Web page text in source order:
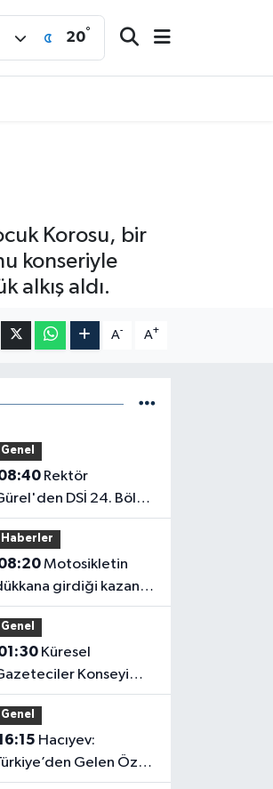
20°
Korosu, bir
konseriyle
alkış aldı.
A- A+
Genel
Rektör
DSİ 24. Bölge
Kotan'a Ziyaret
Haberler
Motosikletin
girdiği kazanın
ortaya çıktı
Genel
Küresel
Konseyi
Mehmet Ali
Dim’den Gazetemize
Genel
Gelen Öz
Gelir